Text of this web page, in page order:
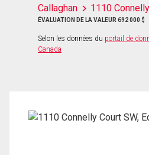
Callaghan
1110
ÉVALUATION DE LA VALEUR 692 000 $
Selon les données du portail de
Canada